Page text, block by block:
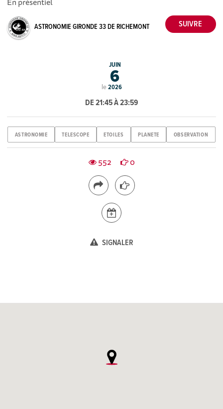
ASTRONOMIE GIRONDE 33 DE RICHEMONT
le
JUIN
6
2026
DE 21:45 À 23:59
ASTRONOMIE TELESCOPE ETOILES PLANETE OBSERVATION
552 0
SIGNALER